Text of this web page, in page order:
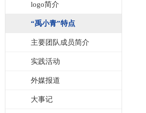
logo简介
“禹小青”特点
主要团队成员简介
实践活动
外媒报道
大事记